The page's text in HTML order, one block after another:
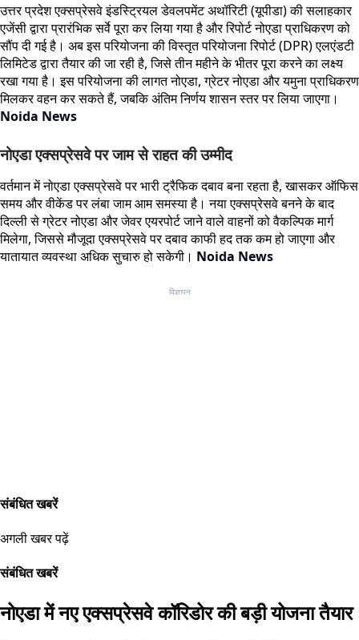
उत्तर प्रदेश एक्सप्रेसवे इंडस्ट्रियल डेवलपमेंट अथॉरिटी (यूपीडा) की सलाहकार
एजेंसी द्वारा प्रारंभिक सर्वे पूरा कर लिया गया है और रिपोर्ट नोएडा प्राधिकरण को
सौंप दी गई है। अब इस परियोजना की विस्तृत परियोजना रिपोर्ट (DPR) एलएंडटी
लिमिटेड द्वारा तैयार की जा रही है, जिसे तीन महीने के भीतर पूरा करने का लक्ष्य
रखा गया है। इस परियोजना की लागत नोएडा, ग्रेटर नोएडा और यमुना प्राधिकरण
मिलकर वहन कर सकते हैं, जबकि अंतिम निर्णय शासन स्तर पर लिया जाएगा।
Noida News
नोएडा एक्सप्रेसवे पर जाम से राहत की उम्मीद
वर्तमान में नोएडा एक्सप्रेसवे पर भारी ट्रैफिक दबाव बना रहता है, खासकर ऑफिस
समय और वीकेंड पर लंबा जाम आम समस्या है। नया एक्सप्रेसवे बनने के बाद
दिल्ली से ग्रेटर नोएडा और जेवर एयरपोर्ट जाने वाले वाहनों को वैकल्पिक मार्ग
मिलेगा, जिससे मौजूदा एक्सप्रेसवे पर दबाव काफी हद तक कम हो जाएगा और
यातायात व्यवस्था अधिक सुचारु हो सकेगी। Noida News
विज्ञापन
संबंधित खबरें
अगली खबर पढ़ें
संबंधित खबरें
नोएडा में नए एक्सप्रेसवे कॉरिडोर की बड़ी योजना तैयार